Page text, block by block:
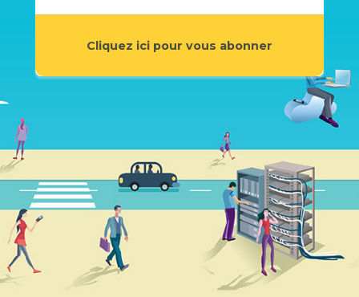
Cliquez ici pour vous abonner